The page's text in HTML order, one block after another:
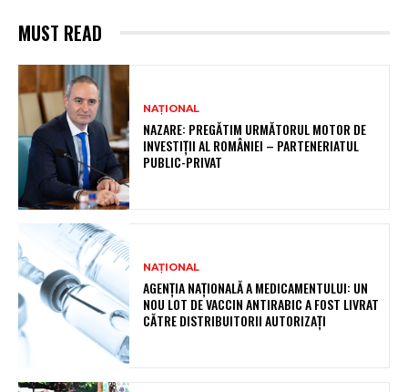
MUST READ
NAȚIONAL
NAZARE: PREGĂTIM URMĂTORUL MOTOR DE
INVESTIȚII AL ROMÂNIEI – PARTENERIATUL
PUBLIC-PRIVAT
NAȚIONAL
AGENȚIA NAȚIONALĂ A MEDICAMENTULUI: UN
NOU LOT DE VACCIN ANTIRABIC A FOST LIVRAT
CĂTRE DISTRIBUITORII AUTORIZAȚI